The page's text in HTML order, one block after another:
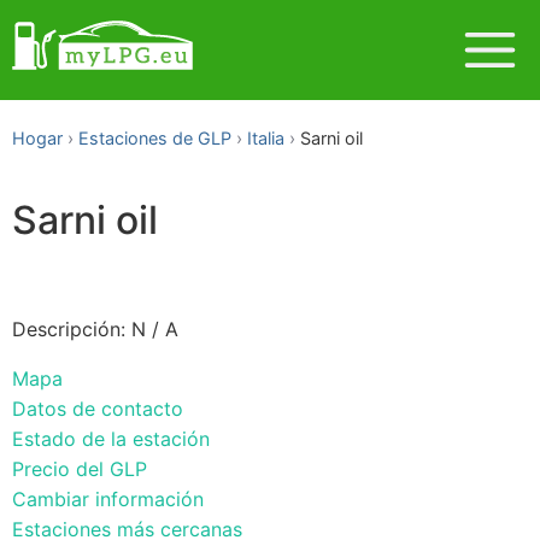
Hogar Estaciones de GLP Italia Sarni oil
Sarni oil
Descripción: N / A
Mapa
Datos de contacto
Estado de la estación
Precio del GLP
Cambiar información
Estaciones más cercanas